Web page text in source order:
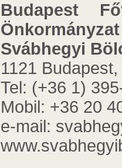
Budapest
Önkormányzat
Svábhegyi
1121
Tel: (+36 1)
Mobil: +36 20
e-mail: